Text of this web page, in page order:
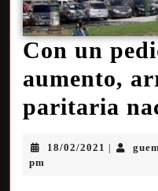
Con un
aumento,
paritaria
18/02/2021
pm